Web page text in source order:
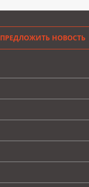
ПРЕДЛОЖИТЬ НОВОСТЬ